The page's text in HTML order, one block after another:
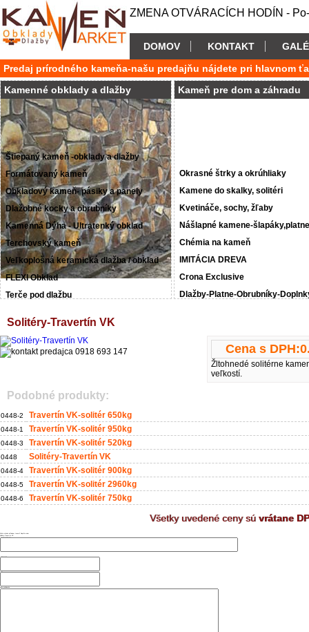
ZMENA OTVÁRACÍCH HODÍN -
DOMOV KONTAKT
Predaj prírodného kameňa-našu predajňu nájdete pri hlavnom
Kamenné obklady a dlažby
Štiepaný kameň -obklady a dlažby
Formátovaný kameň
Obkladový kameň- pásiky a panely
Dlažobné kocky a obrubníky
Kamenná Dýha - Ultratenký obklad
Terchovský kameň
Veľkoplošná keramická dlažba / obklad
FLEXI Obklad
Terče pod dlažbu
Kameň pre dom a záhradu
Okrasné štrky a okrúhliaky
Kamene do skalky, solitéri
Kvetináče, sochy, žľaby
Nášlapné kamene-šlapáky,platne
Chémia na kameň
IMITÁCIA DREVA
Crona Exclusive
Dlažby-Platne-Obrubníky-
Solitéry-Travertín VK
Cena s DPH:
Žltohnedé solitérne
veľkostí.
Podobné produkty:
0448-2 Travertín VK-solitér 650kg
0448-1 Travertín VK-solitér 950kg
0448-3 Travertín VK-solitér 520kg
0448 Solitéry-Travertín VK
0448-4 Travertín VK-solitér 900kg
0448-5 Travertín VK-solitér 2960kg
0448-6 Travertín VK-solitér 750kg
Všetky uvedené ceny sú vrátane
Máte otázku ohľadom tovaru? Napíšte nám
Solitéry-Travertín VK
Vaša požiadavka